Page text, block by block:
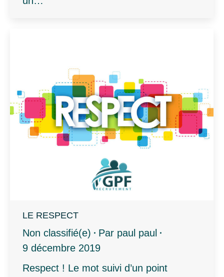
LE RESPECT
Non classifié(e) Par paul paul
9 décembre 2019
Respect ! Le mot suivi d’un point